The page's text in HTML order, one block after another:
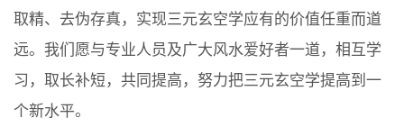
取精、去伪存真，实现三元玄空学应有的价值任重而道
远。我们愿与专业人员及广大风水爱好者一道，相互学
习，取长补短，共同提高，努力把三元玄空学提高到一
个新水平。